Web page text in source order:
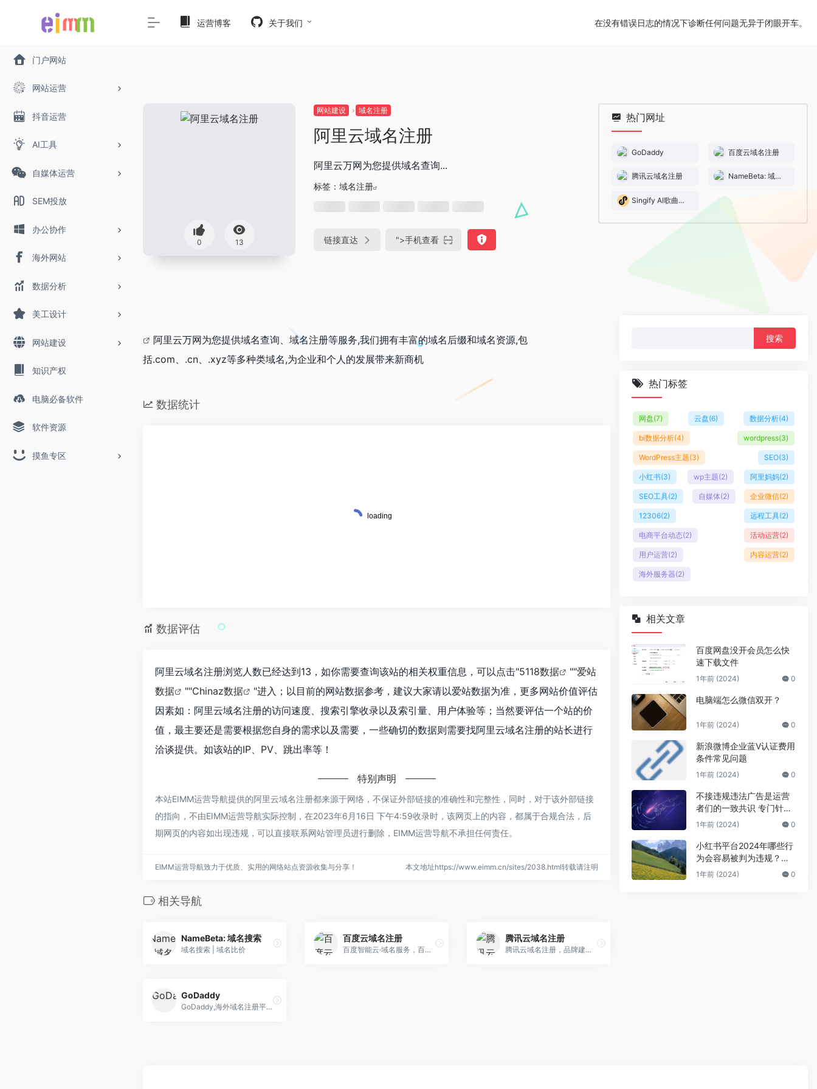
门户网站
网站运营
抖音运营
AI工具
自媒体运营
SEM投放
办公协作
海外网站
数据分析
美工设计
网站建设
知识产权
电脑必备软件
软件资源
摸鱼专区
运营博客 关于我们 在没有错误日志的情况下诊断任何问题无异于闭眼开车。
0 13
网站建设 域名注册
阿里云域名注册
阿里云万网为您提供域名查询...
标签： 域名注册
链接直达 ">手机查看
热门网址
GoDaddy 百度云域名注册
腾讯云域名注册 NameBeta: 域名搜索
Singify AI歌曲与音乐生成器
阿里云万网为您提供域名查询、域名注册等服务,我们拥有丰富的域名后缀和域名资源,包
括.com、.cn、.xyz等多种类域名,为企业和个人的发展带来新商机
数据统计
数据评估
阿里云域名注册浏览人数已经达到13，如你需要查询该站的相关权重信息，可以点击"5118数据 ""爱站
数据
""Chinaz数据
"进入；以目前的网站数据参考，建议大家请以爱站数据为准，更多网站价值评估
因素如：阿里云域名注册的访问速度、搜索引擎收录以及索引量、用户体验等；当然要评估一个站的价
值，最主要还是需要根据您自身的需求以及需要，一些确切的数据则需要找阿里云域名注册的站长进行
洽谈提供。如该站的IP、PV、跳出率等！
特别声明
本站EIMM运营导航提供的阿里云域名注册都来源于网络，不保证外部链接的准确性和完整性，同时，对于该外部链接
的指向，不由EIMM运营导航实际控制，在2023年6月16日 下午4:59收录时，该网页上的内容，都属于合规合法，后
期网页的内容如出现违规，可以直接联系网站管理员进行删除，EIMM运营导航不承担任何责任。
EIMM运营导航致力于优质、实用的网络站点资源收集与分享！ 本文地址https://www.eimm.cn/sites/2038.html转载请注明
相关导航
NameBeta: 域名搜索
域名搜索 | 域名比价
百度云域名注册
百度智能云·域名服务，百余款...
腾讯云域名注册
腾讯云域名注册，品牌建设，...
GoDaddy
GoDaddy,海外域名注册平台，...
热门标签
网盘(7) 云盘(6) 数据分析(4)
bi数据分析(4) wordpress(3)
WordPress主题(3) SEO(3)
小红书(3) wp主题(2) 阿里妈妈(2)
SEO工具(2) 自媒体(2) 企业微信(2)
12306(2) 远程工具(2)
电商平台动态(2) 活动运营(2)
用户运营(2) 内容运营(2)
海外服务器(2)
相关文章
百度网盘没开会员怎么快
速下载文件
1年前 (2024) 0
电脑端怎么微信双开？
1年前 (2024) 0
新浪微博企业蓝V认证费用
条件常见问题
1年前 (2024) 0
不接违规违法广告是运营
者们的一致共识 专门针对
公众号号主的广告骗局
1年前 (2024) 0
小红书平台2024年哪些行
为会容易被判为违规？来
避坑
1年前 (2024) 0